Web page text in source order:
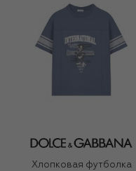
Хлопковая футболка